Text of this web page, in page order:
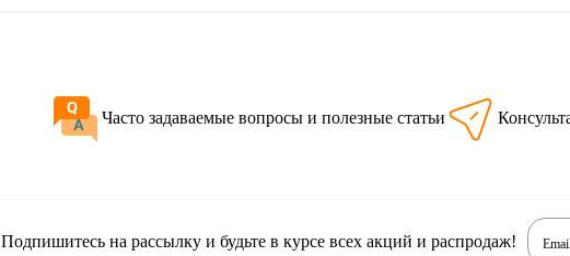
Часто задаваемые вопросы и полезные статьи
Подпишитесь на рассылку и будьте в курсе всех акций и распродаж!